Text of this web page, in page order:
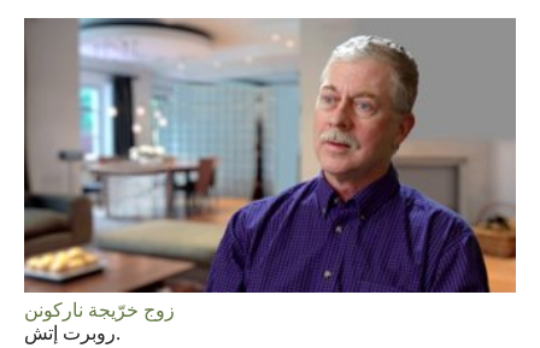
زوج خرّيجة ناركونن
روبرت إتش.